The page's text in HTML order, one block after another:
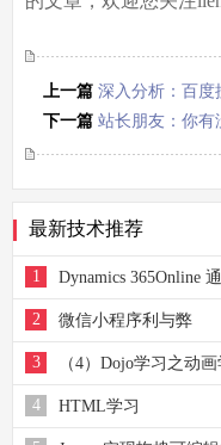
上一篇 深入分析：百度
下一篇 站长朋友：你有
最新技术推荐
1 Dynamics 365Online
产品视图
2 微信小程序利与弊
3 （4）Dojo学习之动画
4 HTML学习